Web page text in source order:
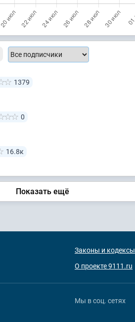
1379
0
16.8к
Показать ещё
Законы и кодексы
О проекте 9111.ru
Мы в соц. сетях